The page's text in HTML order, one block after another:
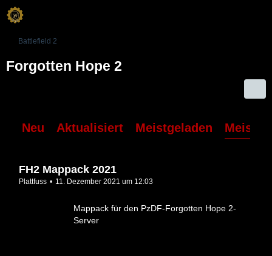
Battlefield 2
Forgotten Hope 2
Neu Aktualisiert Meistgeladen Meiste
FH2 Mappack 2021
Plattfuss 11. Dezember 2021 um 12:03
Mappack für den PzDF-Forgotten Hope 2-
Server